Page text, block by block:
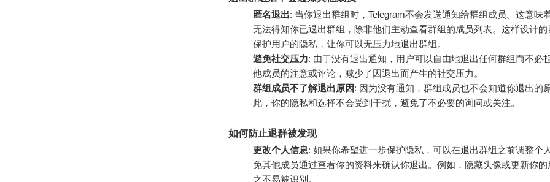
匿名退出: 当你退出群组时，Telegram不会发送通知给群组成员。这意味
无法得知你已退出群组，除非他们主动查看群组的成员列表。这样设计
保护用户的隐私，让你可以无压力地退出群组。
避免社交压力: 由于没有退出通知，用户可以自由地退出任何群组而不必
他成员的注意或评论，减少了因退出而产生的社交压力。
群组成员不了解退出原因: 因为没有通知，群组成员也不会知道你退出的
此，你的隐私和选择不会受到干扰，避免了不必要的询问或关注。
如何防止退群被发现
更改个人信息: 如果你希望进一步保护隐私，可以在退出群组之前调整个
免其他成员通过查看你的资料来确认你退出。例如，隐藏头像或更新你
之不易被识别。